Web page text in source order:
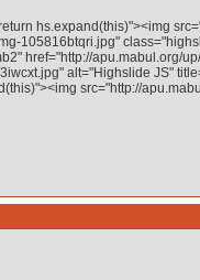
hs.expand(this)"><img
105816btqri.jpg"
href="http://apu.mabul.org/
alt="Highslide JS"
src="http://